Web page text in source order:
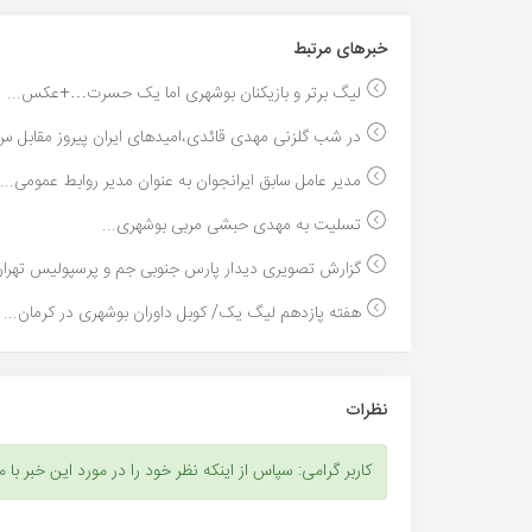
خبر‌های مرتبط
لیگ برتر و بازیکنان بوشهری اما یک حسرت…+عکس...
در شب گلزنی مهدی قائدی،امیدهای ایران پیروز
مدیر عامل سابق ایرانجوان به عنوان مدیر روابط عمومی...
تسلیت به مهدی حبشی مربی بوشهری...
گزارش تصویری دیدار پارس جنوبی جم و پرسپولیس
هفته پازدهم لیگ یک/ کوبل داوران بوشهری در کرمان...
نظرات
کاربر گرامی: سپاس از اینکه نظر خود را در مورد این خبر